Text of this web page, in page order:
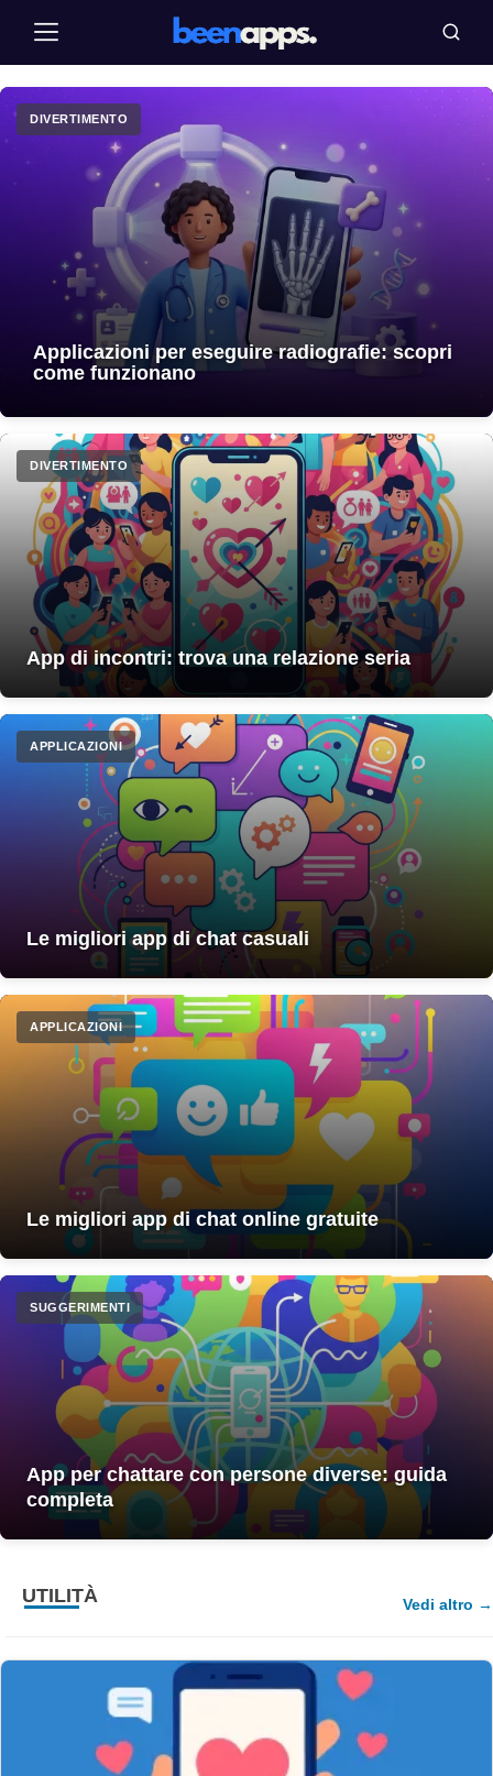
o
conteúdo
Menu Cerca
DIVERTIMENTO
Applicazioni per eseguire radiografie: scopri
come funzionano
DIVERTIMENTO
App di incontri: trova una relazione seria
APPLICAZIONI
Le migliori app di chat casuali
APPLICAZIONI
Le migliori app di chat online gratuite
SUGGERIMENTI
App per chattare con persone diverse: guida
completa
UTILITÀ Vedi altro